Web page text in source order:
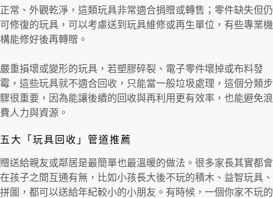
正常、外觀乾淨，這類玩具非常適合捐贈或轉售；零件缺失但仍
可修復的玩具，可以考慮送到玩具維修或再生單位，有些專業機
構能修好後再轉贈。
嚴重損壞或變形的玩具，若塑膠碎裂、電子零件壞掉或布料發
霉，這些玩具就不適合回收，只能當一般垃圾處理，這個分類步
驟很重要，因為能讓後續的回收與再利用更有效率，也能避免浪
費人力與資源。
五大「玩具回收」管道推薦
贈送給親友或鄰居是最簡單也最溫暖的做法。很多家長其實都會
在孩子之間互通有無，比如小孩長大後不玩的積木、益智玩具、
拼圖，都可以送給年紀較小的小朋友。有時候，一個你家不玩的